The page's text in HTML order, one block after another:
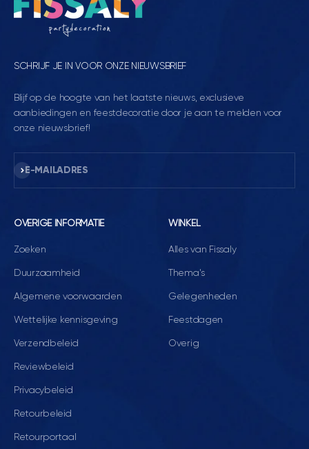
SCHRIJF JE IN VOOR ONZE NIEUWSBRIEF
Blijf op de hoogte van het laatste nieuws, exclusieve
aanbiedingen en feestdecoratie door je aan te melden voor
onze nieuwsbrief!
E-MAILADRES
Abonneren
OVERIGE INFORMATIE
Zoeken
Duurzaamheid
Algemene voorwaarden
Wettelijke kennisgeving
Verzendbeleid
Reviewbeleid
Privacybeleid
Retourbeleid
Retourportaal
WINKEL
Alles van Fissaly
Thema's
Gelegenheden
Feestdagen
Overig